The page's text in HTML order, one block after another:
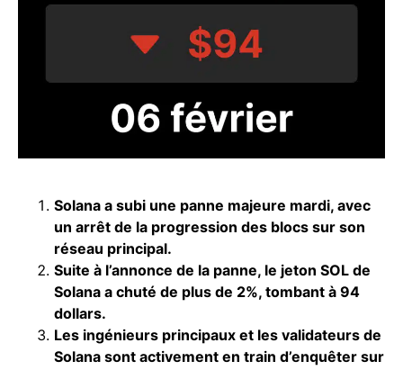
Solana a subi une panne majeure mardi, avec
un arrêt de la progression des blocs sur son
réseau principal.
Suite à l’annonce de la panne, le jeton SOL de
Solana a chuté de plus de 2%, tombant à 94
dollars.
Les ingénieurs principaux et les validateurs de
Solana sont activement en train d’enquêter sur